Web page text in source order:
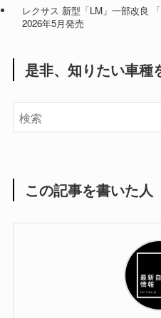
レクサス 新型「LM」一部改良
2026年5月発売
是非、知りたい車種
この記事を書いた人